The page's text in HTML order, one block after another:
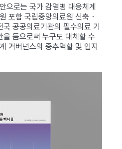
으로는 국가 감염병 대응체계
포함 국립중앙의료원 신축・
공공의료기관의 필수의료 기
둠으로써 누구도 대체할 수
거버넌스의 중추역할 및 입지